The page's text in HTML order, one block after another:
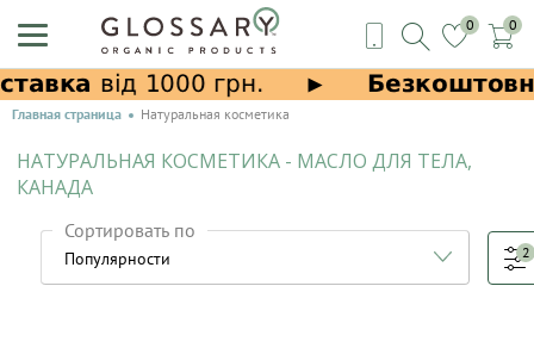
0 0
Главная страница Натуральная косметика
НАТУРАЛЬНАЯ КОСМЕТИКА - МАСЛО ДЛЯ ТЕЛА,
КАНАДА
Сортировать по
2